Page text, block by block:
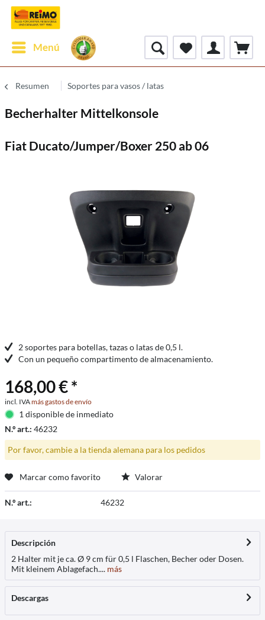
Menú
Resumen Soportes para vasos / latas
Becherhalter Mittelkonsole
Fiat Ducato/Jumper/Boxer 250 ab 06
2 soportes para botellas, tazas o latas de 0,5 l.
Con un pequeño compartimento de almacenamiento.
168,00 € *
incl. IVAmás gastos de envío
1 disponible de inmediato
N.º art.: 46232
Por favor, cambie a la tienda alemana para los pedidos
Marcar como favorito Valorar
N.º art.: 46232
Descripción
2 Halter mit je ca. Ø 9 cm für 0,5 l Flaschen, Becher oder Dosen.
Mit kleinem Ablagefach.... más
Descargas